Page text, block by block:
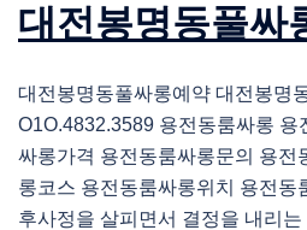
대전봉명동풀싸
대전봉명동풀싸롱예약 대전봉명
O1O.4832.3589 용전동룸싸롱 용
싸롱가격 용전동룸싸롱문의 용전
롱코스 용전동룸싸롱위치 용전동
후사정을 살피면서 결정을 내리